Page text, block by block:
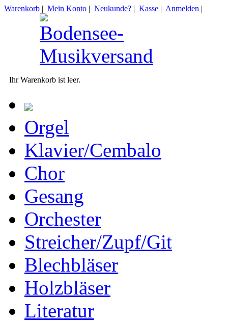
Warenkorb | Mein Konto | Neukunde? | Kasse | Anmelden |
Ihr Warenkorb ist leer.
Orgel
Klavier/Cembalo
Chor
Gesang
Orchester
Streicher/Zupf/Git
Blechbläser
Holzbläser
Literatur